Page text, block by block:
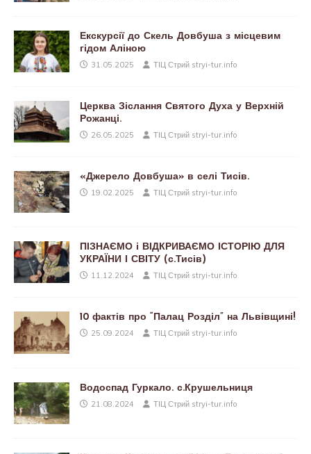
Екскурсії до Скель Довбуша з місцевим
гідом Аліною
31.05.2025 ТІЦ Стрий stryi-tur.info
Церква Зіслання Святого Духа у Верхній
Рожанці.
26.05.2025 ТІЦ Стрий stryi-tur.info
«Джерело Довбуша» в селі Тисів.
19.02.2025 ТІЦ Стрий stryi-tur.info
ПІЗНАЄМО і ВІДКРИВАЄМО ІСТОРІЮ ДЛЯ
УКРАЇНИ І СВІТУ (с.Тисів)
11.12.2024 ТІЦ Стрий stryi-tur.info
10 фактів про “Палац Розділ” на Львівщині!
25.09.2024 ТІЦ Стрий stryi-tur.info
Водоспад Гуркало. с.Крушельниця
21.08.2024 ТІЦ Стрий stryi-tur.info